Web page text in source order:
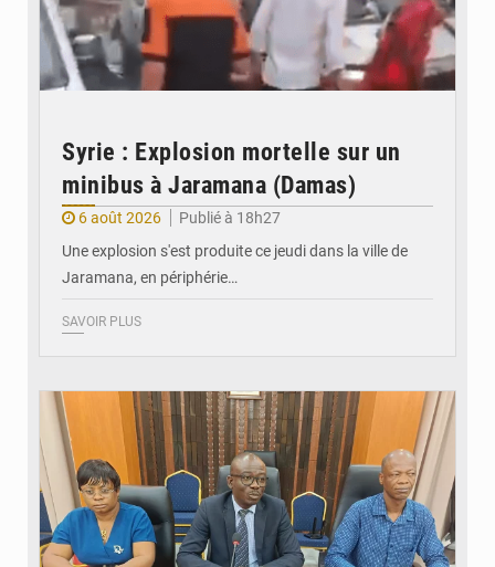
Syrie : Explosion mortelle sur un
minibus à Jaramana (Damas)
6 août 2026
Publié à 18h27
Une explosion s'est produite ce jeudi dans la ville de
Jaramana, en périphérie…
SAVOIR PLUS